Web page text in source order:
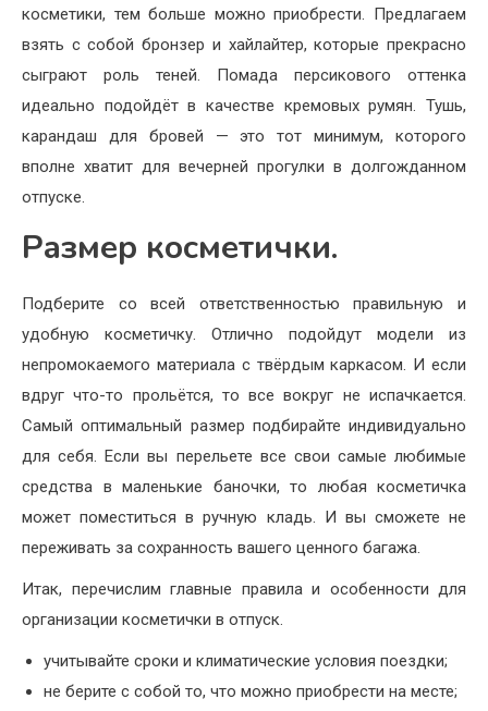
косметики, тем больше можно приобрести. Предлагаем
взять с собой бронзер и хайлайтер, которые прекрасно
сыграют роль теней. Помада персикового оттенка
идеально подойдёт в качестве кремовых румян. Тушь,
карандаш для бровей — это тот минимум, которого
вполне хватит для вечерней прогулки в долгожданном
отпуске.
Размер косметички.
Подберите со всей ответственностью правильную и
удобную косметичку. Отлично подойдут модели из
непромокаемого материала с твёрдым каркасом. И если
вдруг что-то прольётся, то все вокруг не испачкается.
Самый оптимальный размер подбирайте индивидуально
для себя. Если вы перельете все свои самые любимые
средства в маленькие баночки, то любая косметичка
может поместиться в ручную кладь. И вы сможете не
переживать за сохранность вашего ценного багажа.
Итак, перечислим главные правила и особенности для
организации косметички в отпуск.
учитывайте сроки и климатические условия поездки;
не берите с собой то, что можно приобрести на месте;